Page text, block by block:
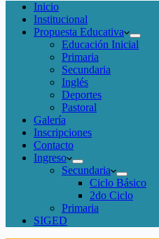
Inicio
Institucional
Propuesta Educativa
Educación Inicial
Primaria
Secundaria
Inglés
Deportes
Pastoral
Galería
Inscripciones
Contacto
Ingreso
Secundaria
Ciclo Básico
2do Ciclo
Primaria
SIGED